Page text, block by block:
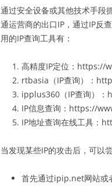
通过安全设备或其他技术手段
通运营商的出口IP，通过IP反
用的IP查询工具有：
高精度IP定位：https://
rtbasia（IP查询）：
ipplus360（IP查询）
IP信息查询：https://
IP地址查询在线工具：
当发现某些IP的攻击后，可以
首先通过ipip.net网站或